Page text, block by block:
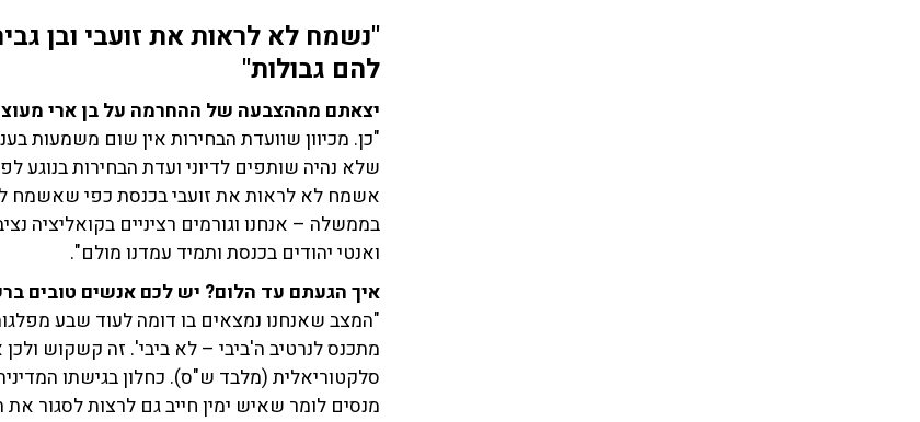
"נשמח לא לראות את זועבי ובן
להם גבולות"
יצאתם מההצבעה של ההחרמה על בן ארי
"כן. מכיוון שוועדת הבחירות אין שום משמעות
שלא נהיה שותפים לדיוני ועדת הבחירות בנוגע
אשמח לא לראות את זועבי בכנסת כפי שאשמח
בממשלה – אנחנו וגורמים רציניים בקואליציה
ואנטי יהודים בכנסת ותמיד עמדנו מולם".
איך הגעתם עד הלום? יש לכם אנשים טובים
"המצב שאנחנו נמצאים בו דומה לעוד שבע
מתכנס לנרטיב ה'ביבי – לא ביבי'. זה קשקוש
סלקטוריאלית (מלבד ש"ס). כחלון בגישתו
מנסים לומר שאיש ימין חייב גם לרצות לסגור